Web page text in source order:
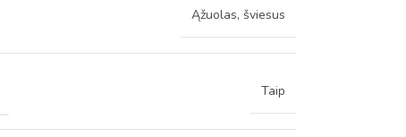
Ąžuolas, šviesus
Taip